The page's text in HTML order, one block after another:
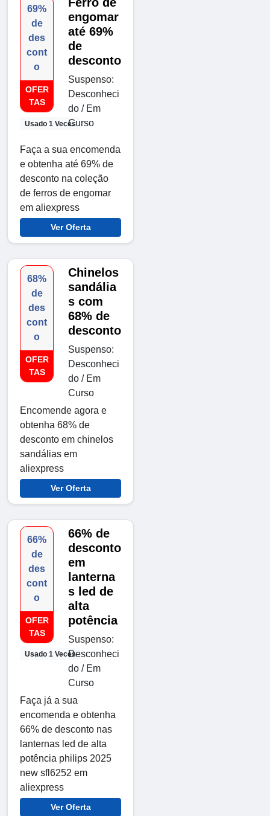
69%
de
des
cont
o
OFER
TAS
Usado 1 Veces
engomar
até 69%
de
desconto
Suspenso:
Desconheci
do / Em
Curso
Faça a sua encomenda
e obtenha até 69% de
desconto na coleção
de ferros de engomar
em aliexpress
Ver Oferta
68%
de
des
cont
o
OFER
TAS
Chinelos
sandália
s com
68% de
desconto
Suspenso:
Desconheci
do / Em
Curso
Encomende agora e
obtenha 68% de
desconto em chinelos
sandálias em
aliexpress
Ver Oferta
66%
de
des
cont
o
OFER
TAS
Usado 1 Veces
66% de
desconto
em
lanterna
s led de
alta
potência
Suspenso:
Desconheci
do / Em
Curso
Faça já a sua
encomenda e obtenha
66% de desconto nas
lanternas led de alta
potência philips 2025
new sfl6252 em
aliexpress
Ver Oferta